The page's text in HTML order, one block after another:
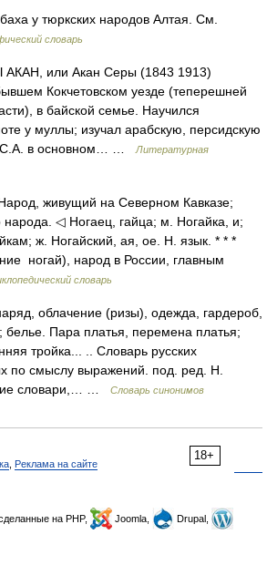
у тюркских народов Алтая. См.
словарь
или Акан Серы (1843 1913)
Кокчетовском уезде (теперешней
в байской семье. Научился
у муллы; изучал арабскую, персидскую
С.А. в основном… …
Литературная
живущий на Северном Кавказе;
народа. ◁ Ногаец, гайца; м. Ногайка, и;
ж. Ногайский, ая, ое. Н. язык. * * *
ногай), народ в России, главным
словарь
облачение (ризы), одежда, гардероб,
белье. Пара платья, перемена платья;
тройка... .. Словарь русских
по смыслу выражений. под. ред. Н.
словари,… …
Словарь синонимов
18+
Реклама на сайте
сделанные на PHP, Joomla,
Drupal,